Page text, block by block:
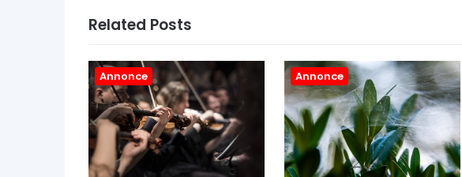
Related Posts
Annonce Annonce